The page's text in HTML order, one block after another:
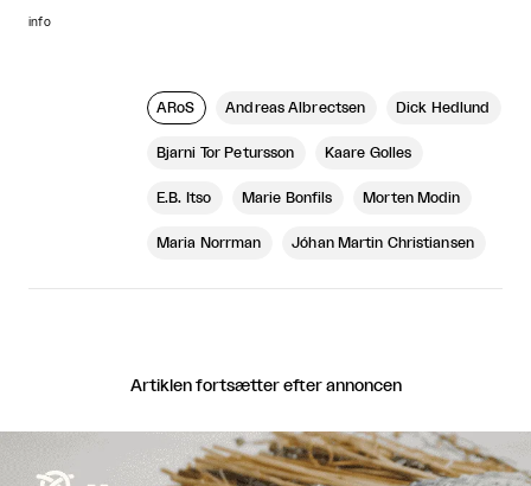
info
ARoS Andreas Albrectsen Dick Hedlund
Bjarni Tor Petursson Kaare Golles
E.B. Itso Marie Bonfils Morten Modin
Maria Norrman Jóhan Martin Christiansen
Artiklen fortsætter efter annoncen